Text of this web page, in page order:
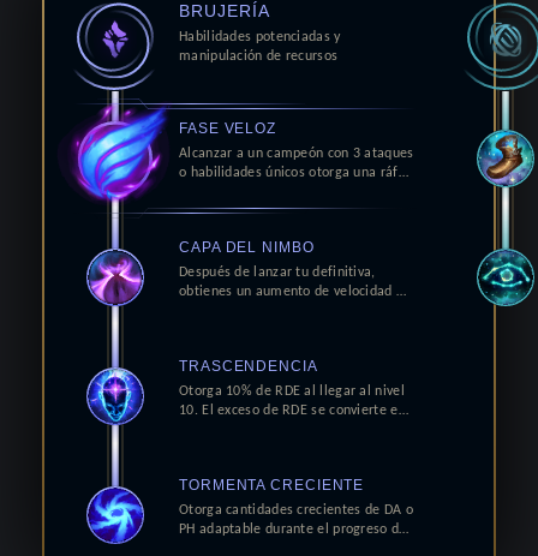
BRUJERÍA
Habilidades potenciadas y
manipulación de recursos
FASE VELOZ
Alcanzar a un campeón con 3 ataques
o habilidades únicos otorga una ráf…
CAPA DEL NIMBO
Después de lanzar tu definitiva,
obtienes un aumento de velocidad …
TRASCENDENCIA
Otorga 10% de RDE al llegar al nivel
10. El exceso de RDE se convierte e…
TORMENTA CRECIENTE
Otorga cantidades crecientes de DA o
PH adaptable durante el progreso d…